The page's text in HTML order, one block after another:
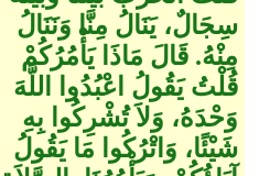
سِجَالٌ، يَنَالُ مِنَّا وَنَنَالُ
مِنْهُ‏.‏ قَالَ مَاذَا يَأْمُرُكُمْ
قُلْتُ يَقُولُ اعْبُدُوا اللَّهَ
وَحْدَهُ، وَلاَ تُشْرِكُوا بِهِ
شَيْئًا، وَاتْرُكُوا مَا يَقُولُ